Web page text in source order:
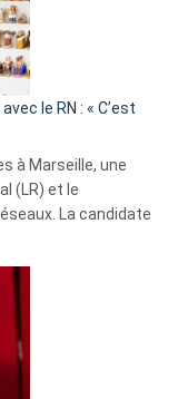
Algérie
le RN : « C’est
à Marseille, une
(LR) et le
La candidate
d’alliance